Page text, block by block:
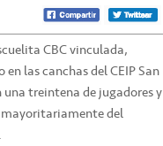
CBC vinculada,
las canchas del CEIP San
treintena de jugadores y
mayoritariamente del